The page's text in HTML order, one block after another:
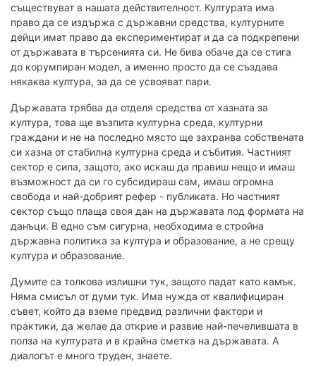
съществуват в нашата действителност. Културата има
право да се издържа с държавни средства, културните
дейци имат право да експериментират и да са подкрепени
от държавата в търсенията си. Не бива обаче да се стига
до корумпиран модел, а именно просто да се създава
някаква култура, за да се усвояват пари.
Държавата трябва да отделя средства от хазната за
култура, това ще възпита културна среда, културни
граждани и не на последно място ще захранва собствената
си хазна от стабилна културна среда и събития. Частният
сектор е сила, защото, ако искаш да правиш нещо и имаш
възможност да си го субсидираш сам, имаш огромна
свобода и най-добрият рефер - публиката. Но частният
сектор също плаща своя дан на държавата под формата на
данъци. В едно съм сигурна, необходима е стройна
държавна политика за култура и образование, а не срещу
култура и образование.
Думите са толкова излишни тук, защото падат като камък.
Няма смисъл от думи тук. Има нужда от квалифициран
съвет, който да вземе предвид различни фактори и
практики, да желае да открие и развие най-печелившата в
полза на културата и в крайна сметка на държавата. А
диалогът е много труден, знаете.